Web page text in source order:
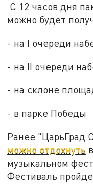
С 12 часов дня
можно будет
- на I очереди
- на II очереди
- на склоне
- в парке Победы
Ранее "ЦарьГрад
можно отдохнуть
музыкальном
Фестиваль